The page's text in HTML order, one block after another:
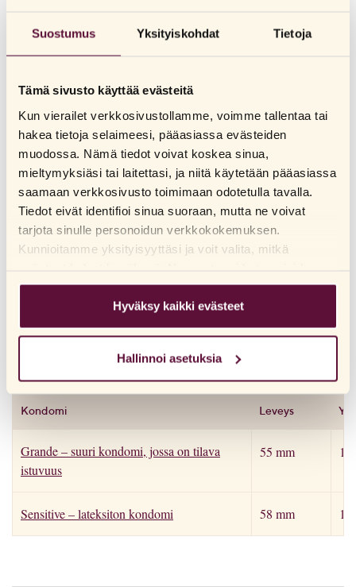
Suostumus Yksityiskohdat Tietoja
Tämä sivusto käyttää evästeitä
Kun vierailet verkkosivustollamme, voimme tallentaa tai
hakea tietoja selaimeesi, pääasiassa evästeiden
muodossa. Nämä tiedot voivat koskea sinua,
mieltymyksiäsi tai laitettasi, ja niitä käytetään pääasiassa
saamaan verkkosivusto toimimaan odotetulla tavalla.
Tiedot eivät identifioi sinua suoraan, mutta ne voivat
tarjota sinulle personoidun verkkokokemuksen.
Kunnioitamme yksityisyyttäsi ja voit valita, mitkä
otsikoita saadaksesi lisätietoja ja muuttaaksesi
oletusasetuksiamme. Huomaathan, että evästeiden
estäminen voi vaikuttaa sivuston käyttökokemukseen ja
verkkosivuillamme aiemmin ja hyväksynyt evästeiden
käytön, voit aina poistaa ne siirtymällä selaimesi
Hyväksy kaikki evästeet
Hallinnoi asetuksia
Beyond Thin – superohut kondomi 52 mm
17006 – kondomi ilman liukuvoidetta
Mixed – sekoitus kondomeja 52-53 mm
Thin – extra ohut kondomi 53 mm
Sensual – nypytetty kondomi lisäämään
nautintoa
53 mm
LARGE
Kondomi Leveys
Grande – suuri kondomi, jossa on tilava
istuvuus
55 mm
Sensitive – lateksiton kondomi 58 mm